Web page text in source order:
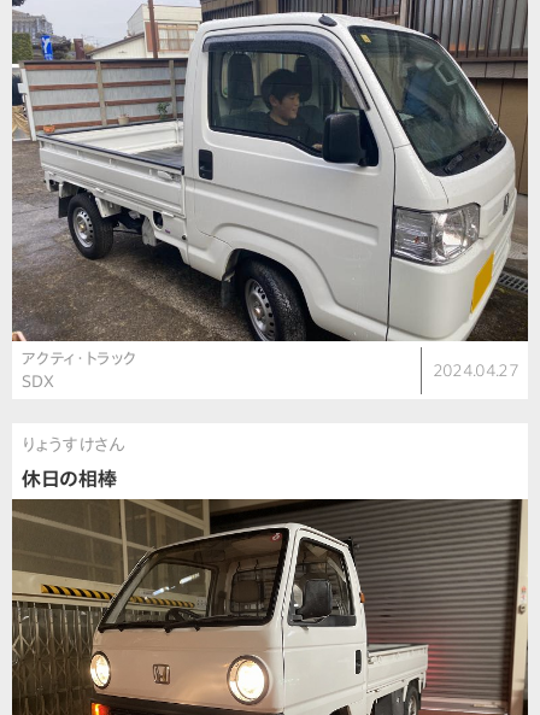
アクティ・トラック
SDX
2024.04.27
りょうすけさん
休日の相棒